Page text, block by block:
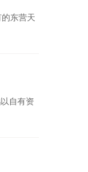
东营天
自有资